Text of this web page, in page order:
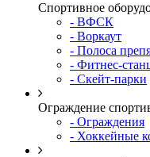
Спортивное
- ВФСК
- Воркаут
- Полоса
- Фитнес-
- Скейт-парки
Ограждение
- Ограждения
- Хоккейные